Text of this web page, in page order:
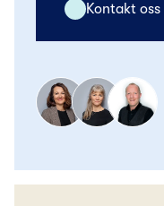
Kontakt oss